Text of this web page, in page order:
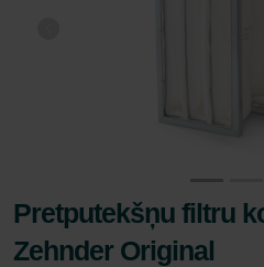
Pretputekšņu filtru
Zehnder Original